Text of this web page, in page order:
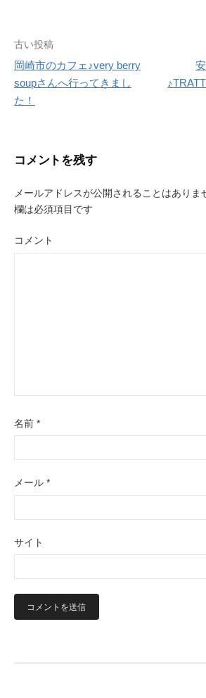
投
稿
ビ
ゲ
ー
シ
古い投稿
岡崎市のカフェ♪very berry
soupさんへ行ってきまし
た！
コメントを残す
メールアドレスが公開されることはありま
欄は必須項目です
コメント
名前 *
メール *
サイト